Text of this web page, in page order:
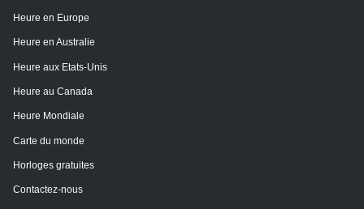
Heure en Europe
Heure en Australie
Heure aux Etats-Unis
Heure au Canada
Heure Mondiale
Carte du monde
Horloges gratuites
Contactez-nous